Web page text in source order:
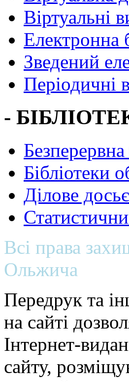
Віртуальні
Електронна
Зведений
Періодичні
-
Безперервна
Бібліотеки
Ділове досьє
Всі права
Ольжича
Передрук та
на сайті
Інтернет-
сайту,